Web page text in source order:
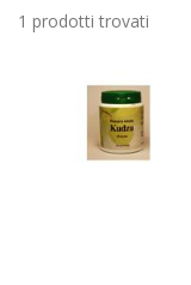
1 prodotti trovati